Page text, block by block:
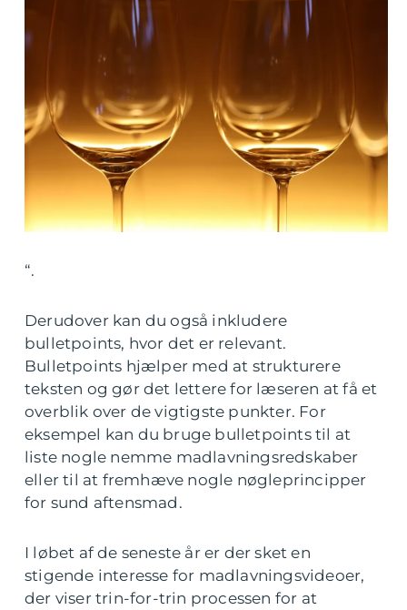
“.
Derudover kan du også inkludere
bulletpoints, hvor det er relevant.
Bulletpoints hjælper med at strukturere
teksten og gør det lettere for læseren at få et
overblik over de vigtigste punkter. For
eksempel kan du bruge bulletpoints til at
liste nogle nemme madlavningsredskaber
eller til at fremhæve nogle nøgleprincipper
for sund aftensmad.
I løbet af de seneste år er der sket en
stigende interesse for madlavningsvideoer,
der viser trin-for-trin processen for at